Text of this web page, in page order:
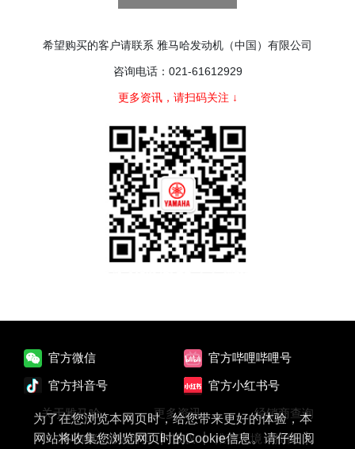
希望购买的客户请联系 雅马哈发动机（中国）有限公司
咨询电话：021-61612929
更多资讯，请扫码关注 ↓
官方微信 官方哔哩哔哩号
官方抖音号 官方小红书号
关于雅马哈 更多资讯
经销商查询
雅马哈发动机首页
版权
推荐环境、插件
为了在您浏览本网页时，给您带来更好的体验，本
网站将收集您浏览网页时的Cookie信息。请仔细阅